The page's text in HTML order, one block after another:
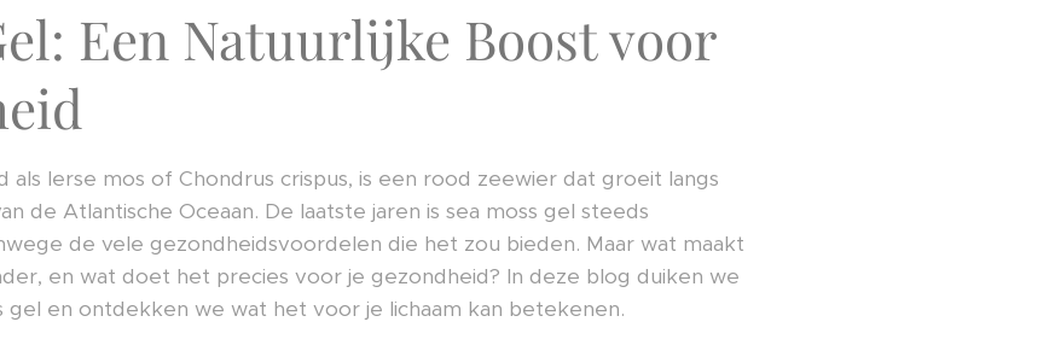
Een Natuurlijke Boost voor
als Ierse mos of Chondrus crispus, is een rood zeewier dat groeit langs
de Atlantische Oceaan. De laatste jaren is sea moss gel steeds
de vele gezondheidsvoordelen die het zou bieden. Maar wat maakt
en wat doet het precies voor je gezondheid? In deze blog duiken we
gel en ontdekken we wat het voor je lichaam kan betekenen.